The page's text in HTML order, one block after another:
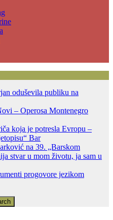
oduševila publiku na
– Operosa Montenegro
koja je potresla Evropu –
Bar
na 39. „Barskom
stvar u mom životu, ja sam u
progovore jezikom